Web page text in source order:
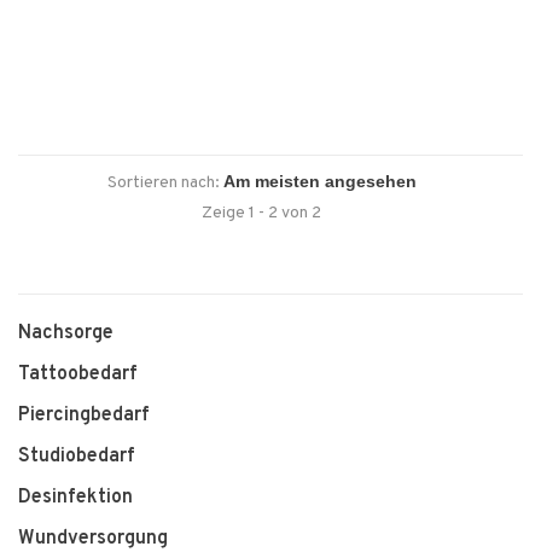
Sortieren nach:
Zeige 1 - 2 von 2
Nachsorge
Tattoobedarf
Piercingbedarf
Studiobedarf
Desinfektion
Wundversorgung